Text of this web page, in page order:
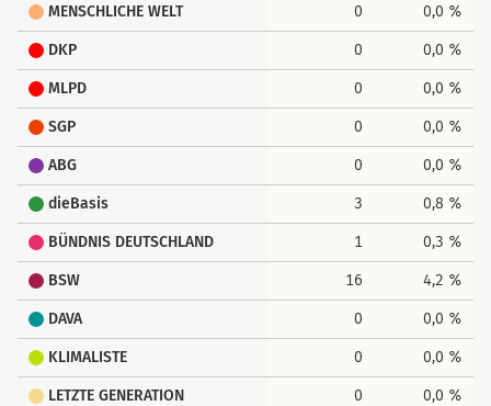
MENSCHLICHE WELT 0 0,0 %
DKP 0 0,0 %
MLPD 0 0,0 %
SGP 0 0,0 %
ABG 0 0,0 %
dieBasis 3 0,8 %
BÜNDNIS DEUTSCHLAND 1 0,3 %
BSW 16 4,2 %
DAVA 0 0,0 %
KLIMALISTE 0 0,0 %
LETZTE GENERATION 0 0,0 %